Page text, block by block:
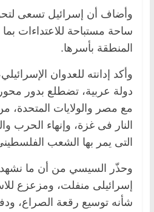
وأضاف أن إسرائيل تسعى
ساحة مستباحة للاعتداءات
المنطقة بأسرها.
وأكد إدانته للعدوان
دولة عربية، تضطلع بدور
مع مصر والولايات
النار فى غزة، وإنهاء الحرب
التى يمر بها الشعب
وحذّر السيسي من أن ما
إسرائيلى منفلت، ومزعزع
شأنه توسيع رقعة الصراع،